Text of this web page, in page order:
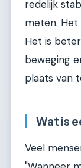
redelijk
meten. Het
Het is
beweging
plaats van
Wat is
Veel